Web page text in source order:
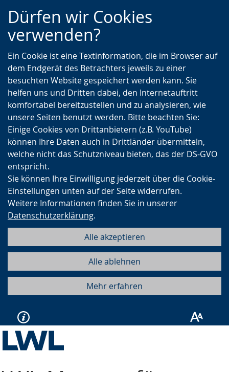
Zur
Hauptnavigation
Zur
Seitennavigation
Zum
Inhalt
Dürfen wir Cookies
verwenden?
Ein Cookie ist eine Textinformation, die im Browser auf
dem Endgerät des Betrachters jeweils zu einer
besuchten Website gespeichert werden kann. Sie
helfen uns und Dritten dabei, den Internetauftritt
komfortabel bereitzustellen und zu analysieren, wie
unsere Seiten benutzt werden. Bitte beachten Sie:
Einige Cookies von Drittanbietern (z.B. YouTube)
können Ihre Daten auch in Drittländer übermitteln,
welche nicht das Schutzniveau bieten, das der DS-GVO
entspricht.
Sie können Ihre Einwilligung jederzeit über die Cookie-
Einstellungen unten auf der Seite widerrufen.
Weitere Informationen finden Sie in unserer
Datenschutzerklärung.
Alle akzeptieren
Alle ablehnen
Mehr erfahren